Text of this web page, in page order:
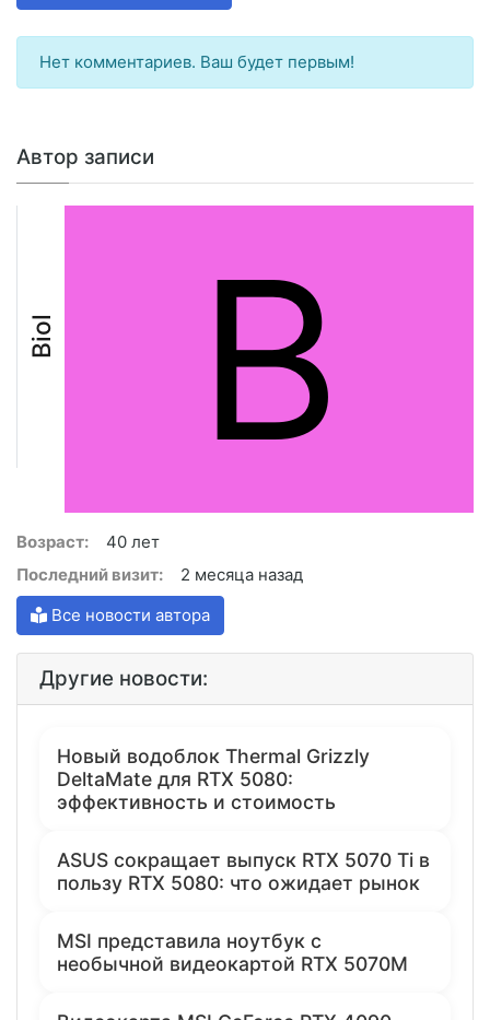
Нет комментариев. Ваш будет первым!
Автор записи
Biol B
Возраст:
40 лет
Последний визит:
2 месяца назад
Все новости автора
Другие новости:
Новый водоблок Thermal Grizzly
DeltaMate для RTX 5080:
эффективность и стоимость
ASUS сокращает выпуск RTX 5070 Ti в
пользу RTX 5080: что ожидает рынок
MSI представила ноутбук с
необычной видеокартой RTX 5070M